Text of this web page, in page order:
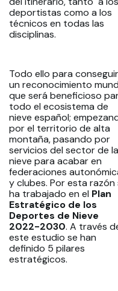
deportistas como a los
técnicos en todas las
disciplinas.
Todo ello para conseguir
un reconocimiento
que será beneficioso
todo el ecosistema de
nieve español;
por el territorio de alta
montaña, pasando por
servicios del sector de la
nieve para acabar en
federaciones
y clubes. Por esta razón
ha trabajado en el Plan
Estratégico de los
Deportes de Nieve
2022-2030. A través
este estudio se han
definido 5 pilares
estratégicos.